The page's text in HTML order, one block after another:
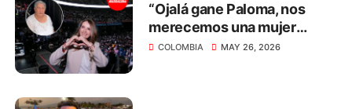
“Ojalá gane Paloma, nos
merecemos una mujer
capaz y decente”: el
COLOMBIA MAY 26, 2026